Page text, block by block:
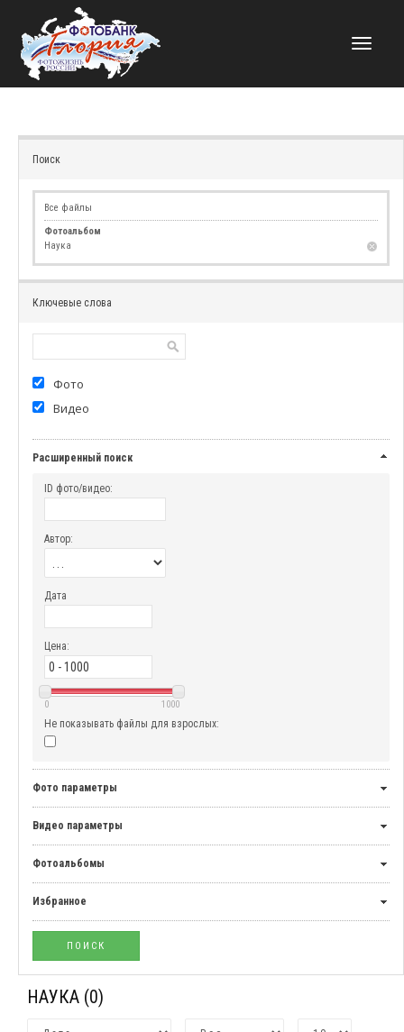
НАВИГАЦИЯ
Поиск
Все файлы
Фотоальбом
Наука
Ключевые слова
Фото
Видео
Расширенный поиск
ID фото/видео:
Автор:
Дата
Цена:
0 1000
Не показывать файлы для взрослых:
Фото параметры
Видео параметры
Фотоальбомы
Избранное
НАУКА (0)